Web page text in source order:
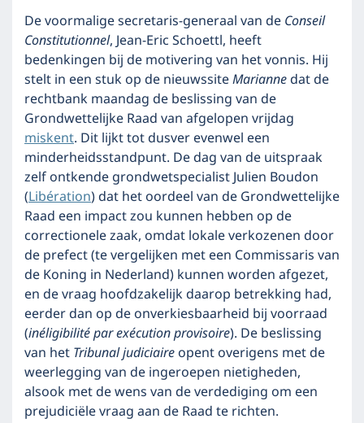
De voormalige secretaris-generaal van deConseil
Constitutionnel, Jean-Eric Schoettl, heeft
bedenkingen bij de motivering van het vonnis. Hij
stelt in een stuk op de nieuwssiteMariannedat de
rechtbank maandag de beslissing van de
Grondwettelijke Raad van afgelopen vrijdag
miskent. Dit lijkt tot dusver evenwel een
minderheidsstandpunt. De dag van de uitspraak
zelf ontkende grondwetspecialist Julien Boudon
(Libération) dat het oordeel van de Grondwettelijke
Raad een impact zou kunnen hebben op de
correctionele zaak, omdat lokale verkozenen door
de prefect (te vergelijken met een Commissaris van
de Koning in Nederland) kunnen worden afgezet,
en de vraag hoofdzakelijk daarop betrekking had,
eerder dan op de onverkiesbaarheid bij voorraad
(inéligibilité par exécution provisoire). De beslissing
van hetTribunal judiciaireopent overigens met de
weerlegging van de ingeroepen nietigheden,
alsook met de wens van de verdediging om een
prejudiciële vraag aan de Raad te richten.